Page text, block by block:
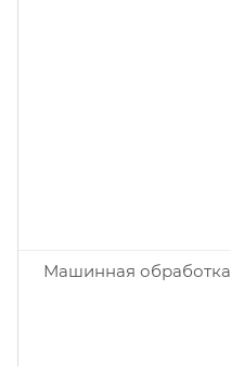
Машинная обработка